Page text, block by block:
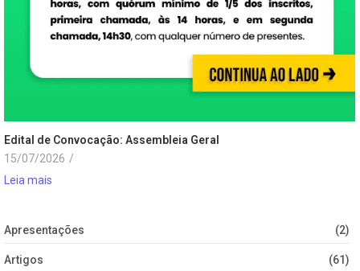
Edital de Convocação: Assembleia Geral
15/07/2026 /
Leia mais
Apresentações (2)
Artigos (61)